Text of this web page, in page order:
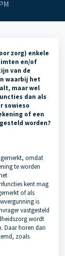
zorg) enkele
en/of
van de
waarbij het
maar wel
dan als
sowieso
of een
worden?
omdat
te worden
kent mag
of als
is
vastgesteld
wordt
Daar horen dan
zoals